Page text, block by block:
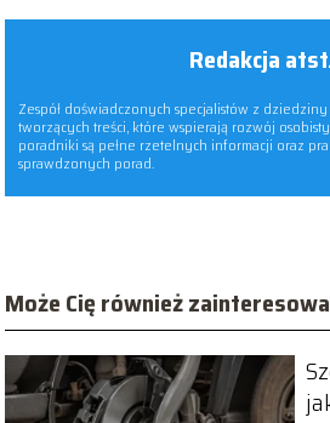
Redakcja
Zespół doświadczonych specjalistów z
tworzących treści, które wspierają rozwój
poradniki są pełne rzetelnych informacji oraz
sprawdzonych porad.
Może Cię również